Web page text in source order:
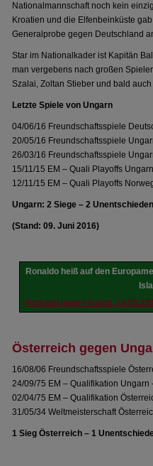
Nationalmannschaft noch kein
Kroatien und die Elfenbeinküste
Generalprobe gegen Deutschland
Star im Nationalkader ist Kapitän
man vergebens nach großen
Szalai, Zoltan Stieber und bald
Letzte Spiele von Ungarn
04/06/16 Freundschaftsspiele
20/05/16 Freundschaftsspiele
26/03/16 Freundschaftsspiele
15/11/15 EM – Quali Playoffs
12/11/15 EM – Quali Playoffs
Ungarn: 2 Siege – 2
(Stand: 09. Juni 2016)
Ronaldo heiß auf den
Portugal gegen Island,
Österreich gegen
16/08/06 Freundschaftsspiele
24/09/75 EM – Qualifikation Ungarn
02/04/75 EM – Qualifikation
31/05/34 Weltmeisterschaft
1 Sieg Österreich – 1